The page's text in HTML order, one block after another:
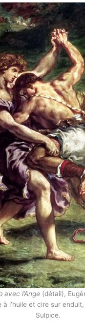
avec l’Ange (détail),
à l’huile et cire sur
Sulpice.